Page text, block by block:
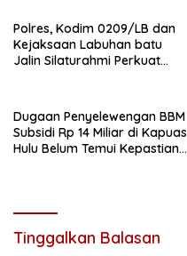
Polres, Kodim 0209/LB dan
Kejaksaan Labuhan batu
Jalin Silaturahmi Perkuat
Dugaan Penyelewengan BBM
Subsidi Rp 14 Miliar di Kapuas
Hulu Belum Temui Kepastian
Tinggalkan Balasan